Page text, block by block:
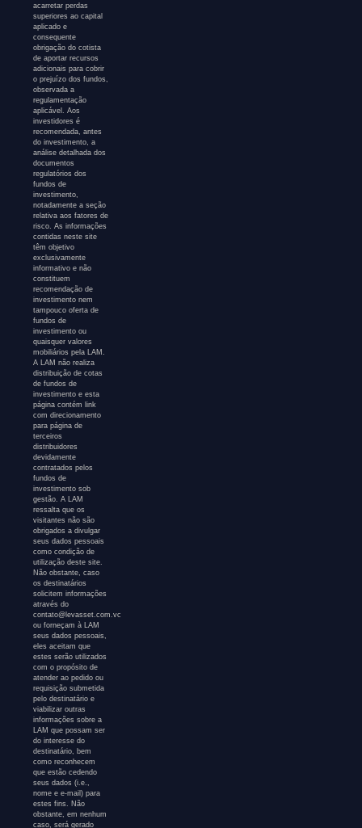
acarretar perdas
superiores ao capital
aplicado e
consequente
obrigação do cotista
de aportar recursos
adicionais para cobrir
o prejuízo dos fundos,
observada a
regulamentação
aplicável. Aos
investidores é
recomendada, antes
do investimento, a
análise detalhada dos
documentos
regulatórios dos
fundos de
investimento,
notadamente a seção
relativa aos fatores de
risco. As informações
contidas neste site
têm objetivo
exclusivamente
informativo e não
constituem
recomendação de
investimento nem
tampouco oferta de
fundos de
investimento ou
quaisquer valores
mobiliários pela LAM.
A LAM não realiza
distribuição de cotas
de fundos de
investimento e esta
página contém link
com direcionamento
para página de
terceiros
distribuidores
devidamente
contratados pelos
fundos de
investimento sob
gestão. A LAM
ressalta que os
visitantes não são
obrigados a divulgar
seus dados pessoais
como condição de
utilização deste site.
Não obstante, caso
os destinatários
solicitem informações
através do
contato@levasset.com.vc
ou forneçam à LAM
seus dados pessoais,
eles aceitam que
estes serão utilizados
com o propósito de
atender ao pedido ou
requisição submetida
pelo destinatário e
viabilizar outras
informações sobre a
LAM que possam ser
do interesse do
destinatário, bem
como reconhecem
que estão cedendo
seus dados (i.e.,
nome e e-mail) para
estes fins. Não
obstante, em nenhum
caso, será gerado